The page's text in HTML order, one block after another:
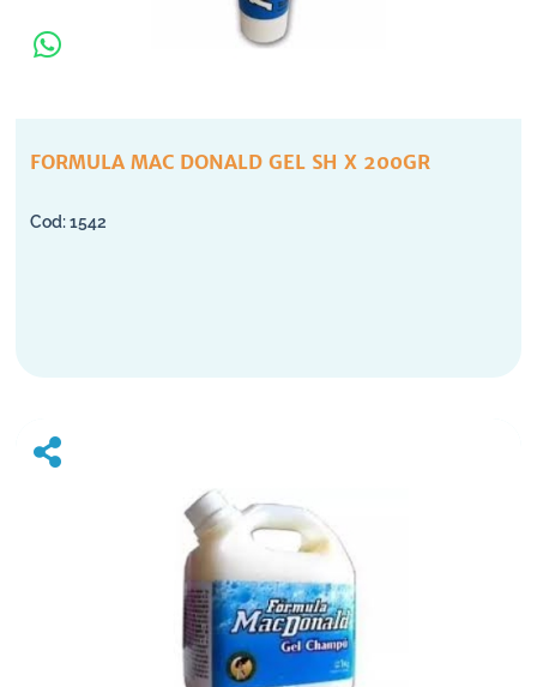
FORMULA MAC DONALD GEL SH X 200GR
1542